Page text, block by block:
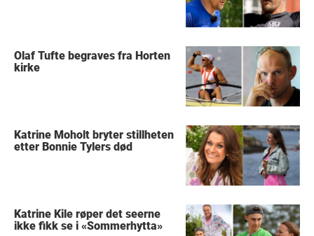
Olaf Tufte begraves fra Horten
kirke
Katrine Moholt bryter stillheten
etter Bonnie Tylers død
Katrine Kile røper det seerne
ikke fikk se i «Sommerhytta»